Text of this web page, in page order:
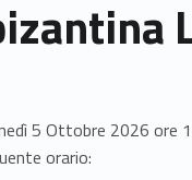
5 Ottobre 2026 ore
orario: